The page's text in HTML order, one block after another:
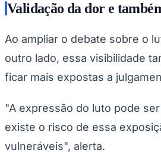
Validação da dor e
Ao ampliar o debate sobre o
outro lado, essa visibilidade
ficar mais expostas a
"A expressão do luto pode
existe o risco de essa
vulneráveis", alerta.